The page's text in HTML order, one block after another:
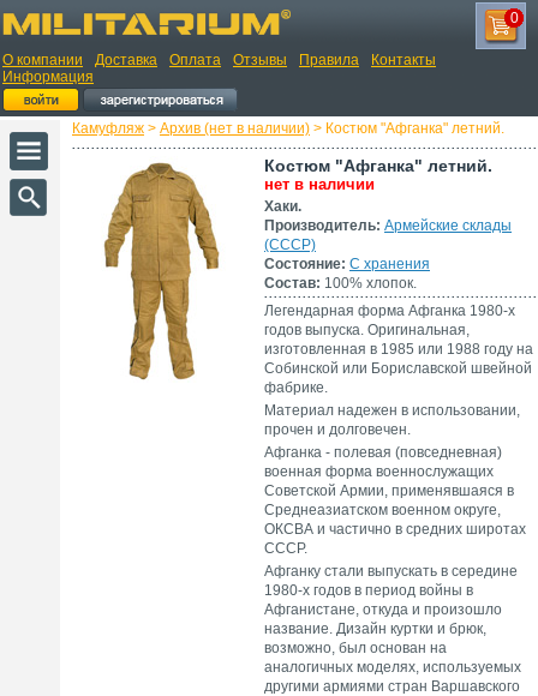
О компании Доставка Оплата Отзывы Правила
Контакты
Информация
0
Камуфляж > Архив (нет в наличии) > Костюм "Афганка" летний.
Костюм "Афганка" летний.
нет в наличии
Хаки.
Производитель: Армейские склады
(СССР)
Состояние: С хранения
Состав: 100% хлопок.
Легендарная форма Афганка 1980-х
годов выпуска. Оригинальная,
изготовленная в 1985 или 1988 году на
Собинской или Бориславской швейной
фабрике.
Материал надежен в использовании,
прочен и долговечен.
Афганка - полевая (повседневная)
военная форма военнослужащих
Советской Армии, применявшаяся в
Среднеазиатском военном округе,
ОКСВА и частично в средних широтах
СССР.
Афганку стали выпускать в середине
1980-х годов в период войны в
Афганистане, откуда и произошло
название. Дизайн куртки и брюк,
возможно, был основан на
аналогичных моделях, используемых
другими армиями стран Варшавского